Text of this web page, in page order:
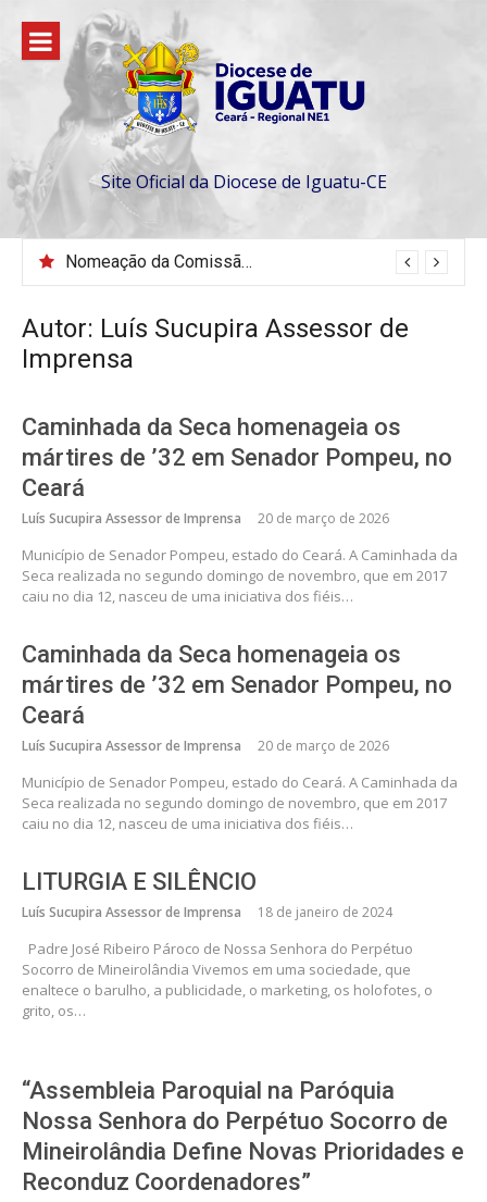
para
conteúdo
Site Oficial da Diocese de Iguatu-CE
Nomeação da Comissão da Escola Diaconal São Lourenço
VEM AÍ, CONGRESSO JOVEM 2026 EM SENADOR POMPEU
Autor: Luís Sucupira Assessor de
Imprensa
Caminhada da Seca homenageia os
mártires de ’32 em Senador Pompeu, no
Ceará
Luís Sucupira Assessor de Imprensa 20 de março de 2026
Município de Senador Pompeu, estado do Ceará. A Caminhada da
Seca realizada no segundo domingo de novembro, que em 2017
caiu no dia 12, nasceu de uma iniciativa dos fiéis…
Caminhada da Seca homenageia os
mártires de ’32 em Senador Pompeu, no
Ceará
Luís Sucupira Assessor de Imprensa 20 de março de 2026
Município de Senador Pompeu, estado do Ceará. A Caminhada da
Seca realizada no segundo domingo de novembro, que em 2017
caiu no dia 12, nasceu de uma iniciativa dos fiéis…
LITURGIA E SILÊNCIO
Luís Sucupira Assessor de Imprensa 18 de janeiro de 2024
Padre José Ribeiro Pároco de Nossa Senhora do Perpétuo
Socorro de Mineirolândia Vivemos em uma sociedade, que
enaltece o barulho, a publicidade, o marketing, os holofotes, o
grito, os…
“Assembleia Paroquial na Paróquia
Nossa Senhora do Perpétuo Socorro de
Mineirolândia Define Novas Prioridades e
Reconduz Coordenadores”